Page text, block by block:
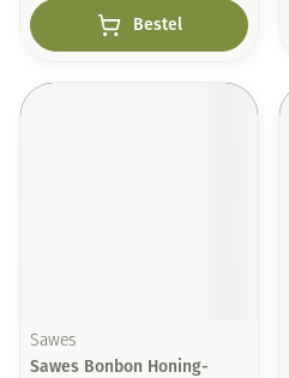
Bestel
Sawes
Sawes Bonbon Honing-